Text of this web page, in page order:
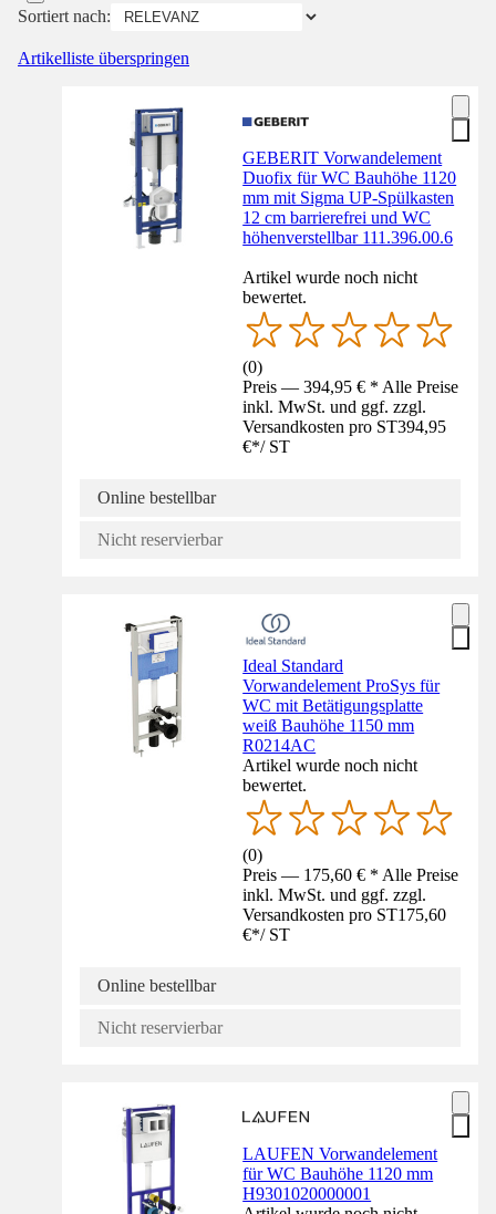
Sortiert nach:
Artikelliste überspringen
GEBERIT Vorwandelement
Duofix für WC Bauhöhe 1120
mm mit Sigma UP-Spülkasten
12 cm barrierefrei und WC
höhenverstellbar 111.396.00.6
Artikel wurde noch nicht
bewertet.
(0)
Preis — 394,95 € * Alle Preise
inkl. MwSt. und ggf. zzgl.
Versandkosten pro ST394,95
€*/ ST
Online bestellbar
Nicht reservierbar
Ideal Standard
Vorwandelement ProSys für
WC mit Betätigungsplatte
weiß Bauhöhe 1150 mm
R0214AC
Artikel wurde noch nicht
bewertet.
(0)
Preis — 175,60 € * Alle Preise
inkl. MwSt. und ggf. zzgl.
Versandkosten pro ST175,60
€*/ ST
Online bestellbar
Nicht reservierbar
LAUFEN Vorwandelement
für WC Bauhöhe 1120 mm
H9301020000001